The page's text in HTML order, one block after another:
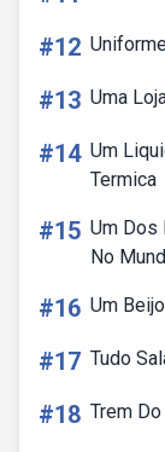
#12
#13 Uma
#14 Um
Termica
#15 Um Dos
No
#16 Um
#17 Tudo
#18 Trem